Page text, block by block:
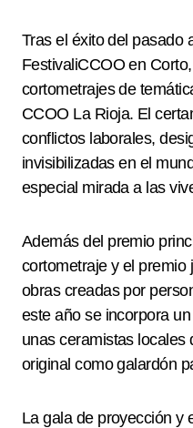
Tras el éxito del pasado
FestivaliCCOO en
cortometrajes de
CCOO La Rioja. El
conflictos laborales,
invisibilizadas en el
especial mirada a las
Además del premio
cortometraje y el premio
obras creadas por
este año se incorpora
unas ceramistas locales
original como galardón
La gala de proyección y